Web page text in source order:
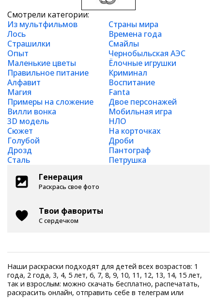
Смотрели категории:
Из мультфильмов
Страны мира
Лось
Времена года
Страшилки
Смайлы
Опыт
Чернобыльская АЭС
Маленькие цветы
Ёлочные игрушки
Правильное питание
Криминал
Алфавит
Воспитание
Магия
Fanta
Примеры на сложение
Двое персонажей
Вилли вонка
Мобильная игра
3D модель
НЛО
Сюжет
На корточках
Голубой
Дроби
Дрозд
Пантограф
Сталь
Петрушка
Генерация
Раскрась свое фото
Твои фавориты
С сердечком
Наши раскраски подходят для детей всех возрастов: 1
года, 2 года, 3, 4, 5 лет, 6, 7, 8, 9, 10, 11, 12, 13, 14, 15 лет,
так и взрослым: можно скачать бесплатно, распечатать,
раскрасить онлайн, отправить себе в телеграм или